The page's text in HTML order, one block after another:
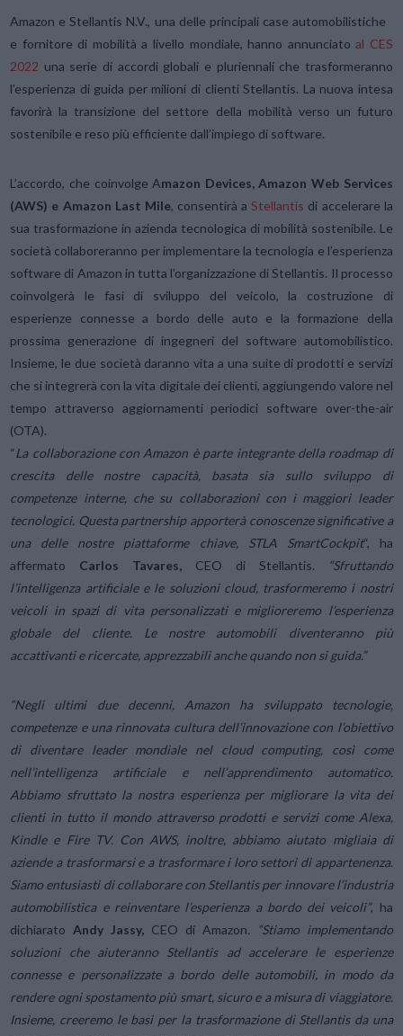
Amazon e Stellantis N.V., una delle principali case automobilistiche
e fornitore di mobilità a livello mondiale, hanno annunciatoal CES
2022 una serie di accordi globali e pluriennali che trasformeranno
l’esperienza di guida per milioni di clienti Stellantis. La nuova intesa
favorirà la transizione del settore della mobilità verso un futuro
sostenibile e reso più efficiente dall’impiego di software.
L’accordo, che coinvolge Amazon Devices, Amazon Web Services
(AWS) e Amazon Last Mile, consentirà aStellantis di accelerare la
sua trasformazione in azienda tecnologica di mobilità sostenibile. Le
società collaboreranno per implementare la tecnologia e l’esperienza
software di Amazon in tutta l’organizzazione di Stellantis. Il processo
coinvolgerà le fasi di sviluppo del veicolo, la costruzione di
esperienze connesse a bordo delle auto e la formazione della
prossima generazione di ingegneri del software automobilistico.
Insieme, le due società daranno vita a una suite di prodotti e servizi
che si integrerà con la vita digitale dei clienti, aggiungendo valore nel
tempo attraverso aggiornamenti periodici software over-the-air
(OTA).
“La collaborazione con Amazon è parte integrante della roadmap di
crescita delle nostre capacità, basata sia sullo sviluppo di
competenze interne, che su collaborazioni con i maggiori leader
tecnologici. Questa partnership apporterà conoscenze significative a
una delle nostre piattaforme chiave, STLA SmartCockpit“, ha
affermato Carlos Tavares, CEO di Stellantis. “Sfruttando
l’intelligenza artificiale e le soluzioni cloud, trasformeremo i nostri
veicoli in spazi di vita personalizzati e miglioreremo l’esperienza
globale del cliente. Le nostre automobili diventeranno più
accattivanti e ricercate, apprezzabili anche quando non si guida.”
“Negli ultimi due decenni, Amazon ha sviluppato tecnologie,
competenze e una rinnovata cultura dell’innovazione con l’obiettivo
di diventare leader mondiale nel cloud computing, così come
nell’intelligenza artificiale e nell’apprendimento automatico.
Abbiamo sfruttato la nostra esperienza per migliorare la vita dei
clienti in tutto il mondo attraverso prodotti e servizi come Alexa,
Kindle e Fire TV. Con AWS, inoltre, abbiamo aiutato migliaia di
aziende a trasformarsi e a trasformare i loro settori di appartenenza.
Siamo entusiasti di collaborare con Stellantis per innovare l’industria
automobilistica e reinventare l’esperienza a bordo dei veicoli”, ha
dichiarato Andy Jassy, CEO di Amazon. “Stiamo implementando
soluzioni che aiuteranno Stellantis ad accelerare le esperienze
connesse e personalizzate a bordo delle automobili, in modo da
rendere ogni spostamento più smart, sicuro e a misura di viaggiatore.
Insieme, creeremo le basi per la trasformazione di Stellantis da una